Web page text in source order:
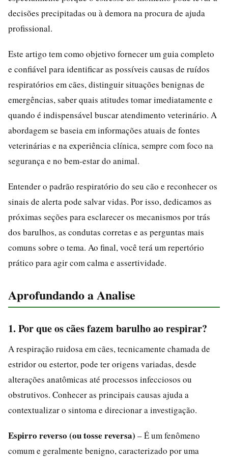
decisões precipitadas ou à demora na procura de ajuda
profissional.
Este artigo tem como objetivo fornecer um guia completo
e confiável para identificar as possíveis causas de ruídos
respiratórios em cães, distinguir situações benignas de
emergências, saber quais atitudes tomar imediatamente e
quando é indispensável buscar atendimento veterinário. A
abordagem se baseia em informações atuais de fontes
veterinárias e na experiência clínica, sempre com foco na
segurança e no bem-estar do animal.
Entender o padrão respiratório do seu cão e reconhecer os
sinais de alerta pode salvar vidas. Por isso, dedicamos as
próximas seções para esclarecer os mecanismos por trás
dos barulhos, as condutas corretas e as perguntas mais
comuns sobre o tema. Ao final, você terá um repertório
prático para agir com calma e assertividade.
Aprofundando a Analise
1. Por que os cães fazem barulho ao respirar?
A respiração ruidosa em cães, tecnicamente chamada de
estridor ou estertor, pode ter origens variadas, desde
alterações anatômicas até processos infecciosos ou
obstrutivos. Conhecer as principais causas ajuda a
contextualizar o sintoma e direcionar a investigação.
Espirro reverso (ou tosse reversa) – É um fenômeno
comum e geralmente benigno, caracterizado por uma